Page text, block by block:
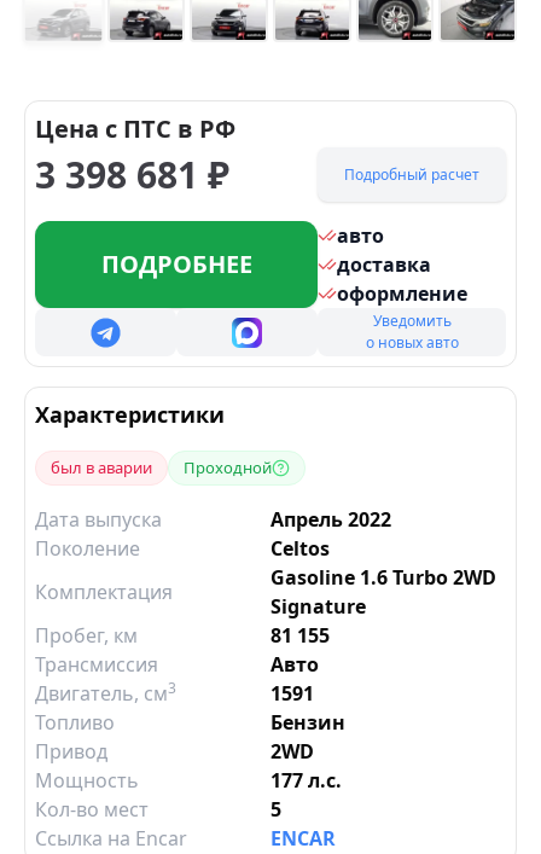
Цена с ПТС в РФ
3 398 681 ₽ Подробный расчет
ПОДРОБНЕЕ
авто
доставка
оформление
Уведомить
о новых авто
Характеристики
был в аварии Проходной
Дата выпуска
Апрель 2022
Поколение
Celtos
Комплектация
Gasoline 1.6 Turbo 2WD
Signature
Пробег, км
81 155
Трансмиссия
Авто
Двигатель, см3
1591
Топливо
Бензин
Привод
2WD
Мощность
177 л.с.
Кол-во мест
5
Ссылка на Encar
ENCAR